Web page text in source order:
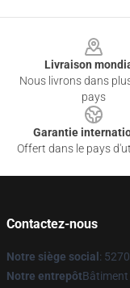
Livraison
Nous livrons dans
pays
Garantie
Offert dans le pays
Contactez-nous
Notre siège social :
Notre entrepôtBâtiment